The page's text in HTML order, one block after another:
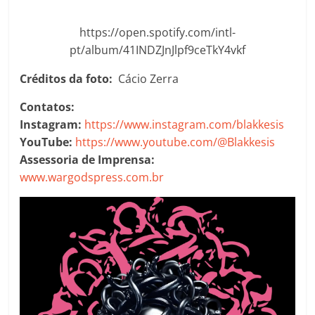
https://open.spotify.com/intl-
pt/album/41INDZJnJlpf9ceTkY4vkf
Créditos da foto: Cácio Zerra
Contatos:
Instagram: https://www.instagram.com/blakkesis
YouTube: https://www.youtube.com/@Blakkesis
Assessoria de Imprensa:
www.wargodspress.com.br